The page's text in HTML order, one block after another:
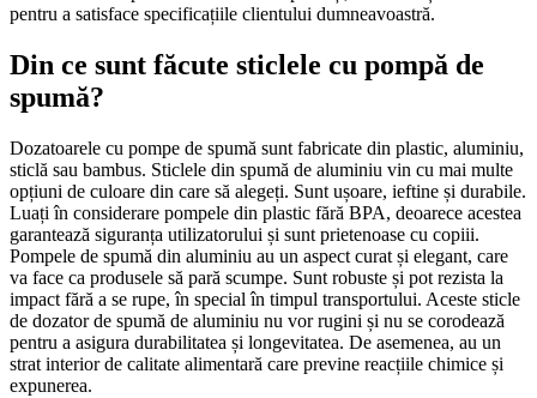
pentru a satisface specificațiile clientului dumneavoastră.
Din ce sunt făcute sticlele cu pompă de
spumă?
Dozatoarele cu pompe de spumă sunt fabricate din plastic, aluminiu,
sticlă sau bambus. Sticlele din spumă de aluminiu vin cu mai multe
opțiuni de culoare din care să alegeți. Sunt ușoare, ieftine și durabile.
Luați în considerare pompele din plastic fără BPA, deoarece acestea
garantează siguranța utilizatorului și sunt prietenoase cu copiii.
Pompele de spumă din aluminiu au un aspect curat și elegant, care
va face ca produsele să pară scumpe. Sunt robuste și pot rezista la
impact fără a se rupe, în special în timpul transportului. Aceste sticle
de dozator de spumă de aluminiu nu vor rugini și nu se corodează
pentru a asigura durabilitatea și longevitatea. De asemenea, au un
strat interior de calitate alimentară care previne reacțiile chimice și
expunerea.